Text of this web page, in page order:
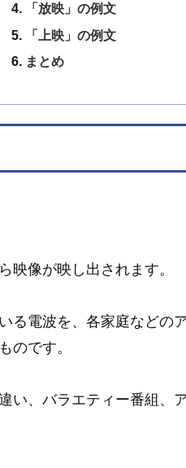
「放映」の例文
「上映」の例文
まとめ
映像が映し出されます。
る電波を、各家庭などの
のです。
い、バラエティー番組、